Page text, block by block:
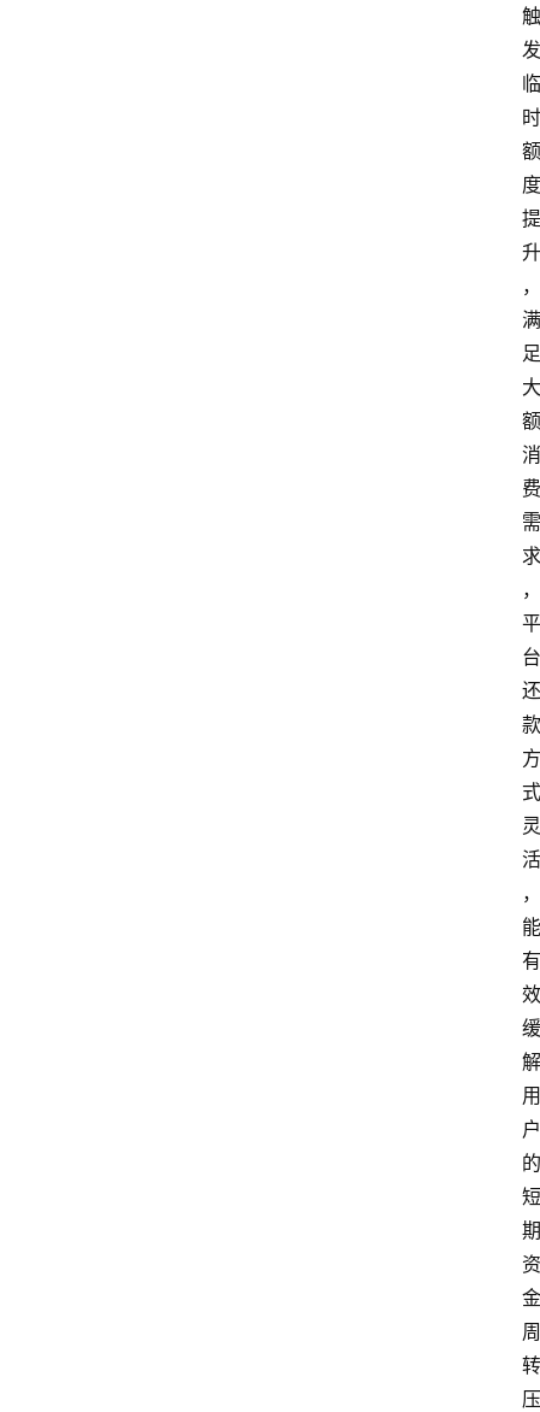
触
发
临
时
额
度
提
升
，
满
足
大
额
消
费
需
求
，
平
台
还
款
方
式
灵
活
，
能
有
效
缓
解
用
户
的
短
期
资
金
周
转
压